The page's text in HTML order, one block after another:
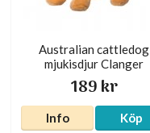
Australian cattledog
mjukisdjur Clanger
Douglas
189 kr
Info Köp